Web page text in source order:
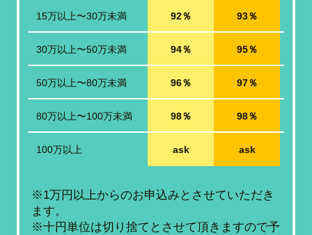
15万以上〜30万未満 92％ 93％
30万以上〜50万未満 94％ 95％
50万以上〜80万未満 96％ 97％
80万以上〜100万未満 98％ 98％
100万以上 ask ask
※1万円以上からのお申込みとさせていただき
ます。
※十円単位は切り捨てとさせて頂きますので予